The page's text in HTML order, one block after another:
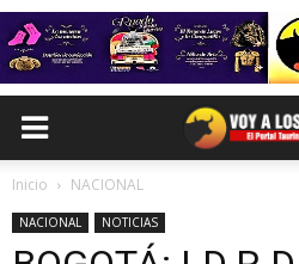
Inicio NACIONAL
NACIONAL NOTICIAS